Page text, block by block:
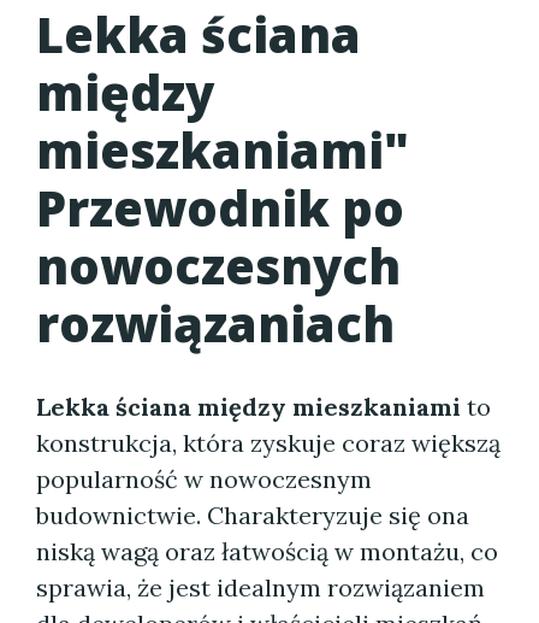
Lekka ściana
między
mieszkaniami"
Przewodnik po
nowoczesnych
rozwiązaniach
Lekka ściana między mieszkaniami to
konstrukcja, która zyskuje coraz większą
popularność w nowoczesnym
budownictwie. Charakteryzuje się ona
niską wagą oraz łatwością w montażu, co
sprawia, że jest idealnym rozwiązaniem